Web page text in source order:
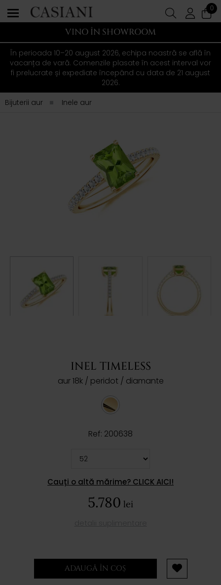
0
VINO ÎN SHOWROOM
În perioada 10–20 august 2026, echipa noastră se află în
vacanța de vară. Comenzile plasate în acest interval vor
fi prelucrate și expediate începând cu data de 21 august
2026.
Bijuterii aur
Inele aur
INEL TIMELESS
aur 18k / peridot / diamante
Ref: 200638
Cauți o altă mărime? CLICK AICI!
5.780 lei
ADAUGĂ ÎN COȘ